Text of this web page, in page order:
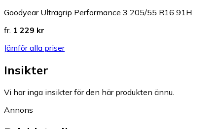
Goodyear Ultragrip Performance 3 205/55 R16 91H
fr. 1 229 kr
Jämför alla priser
Insikter
Vi har inga insikter för den här produkten ännu.
Annons